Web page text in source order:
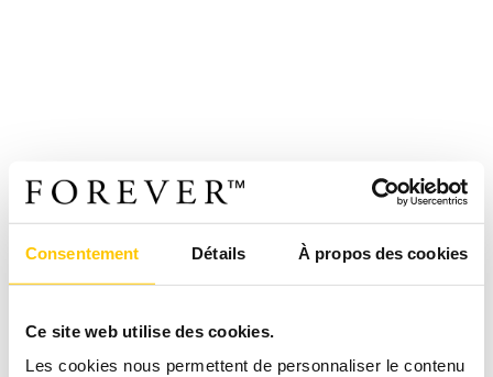
Consentement Détails À propos des cookies
Ce site web utilise des cookies.
Les cookies nous permettent de personnaliser le contenu